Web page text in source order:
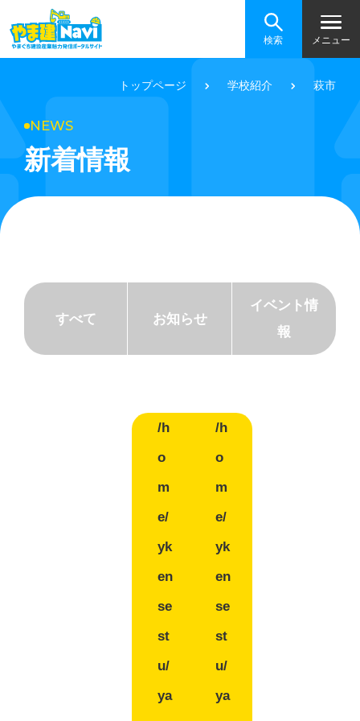
検索 メニュー
トップページ 学校紹介 萩市
NEWS
新着情報
すべて お知らせ
イベント情
報
/h
o
m
e/
yk
en
se
st
u/
ya
/h
o
m
e/
yk
en
se
st
u/
ya